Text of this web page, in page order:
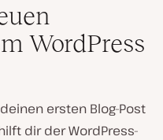
WordPress
ersten Blog-Post
dir der WordPress-